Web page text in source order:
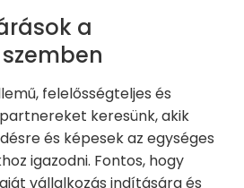
a
felelősségteljes és
keresünk, akik
és képesek az egységes
igazodni. Fontos, hogy
vállalkozás indítására és